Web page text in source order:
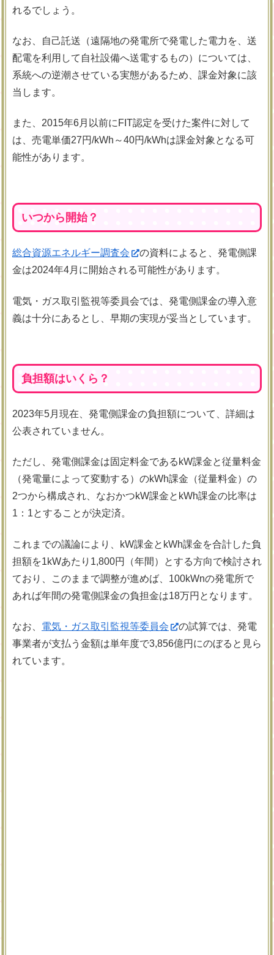
れるでしょう。
なお、自己託送（遠隔地の発電所で発電した電力を、送
配電を利用して自社設備へ送電するもの）については、
系統への逆潮させている実態があるため、課金対象に該
当します。
また、2015年6月以前にFIT認定を受けた案件に対して
は、売電単価27円/kWh～40円/kWhは課金対象となる可
能性があります。
いつから開始？
総合資源エネルギー調査会
の資料によると、発電側課
金は2024年4月に開始される可能性があります。
電気・ガス取引監視等委員会では、発電側課金の導入意
義は十分にあるとし、早期の実現が妥当としています。
負担額はいくら？
2023年5月現在、発電側課金の負担額について、詳細は
公表されていません。
ただし、発電側課金は固定料金であるkW課金と従量料金
（発電量によって変動する）のkWh課金（従量料金）の
2つから構成され、なおかつkW課金とkWh課金の比率は
1：1とすることが決定済。
これまでの議論により、kW課金とkWh課金を合計した負
担額を1kWあたり1,800円（年間）とする方向で検討され
ており、このままで調整が進めば、100kWnの発電所で
あれば年間の発電側課金の負担金は18万円となります。
なお、 電気・ガス取引監視等委員会
の試算では、発電
事業者が支払う金額は単年度で3,856億円にのぼると見ら
れています。